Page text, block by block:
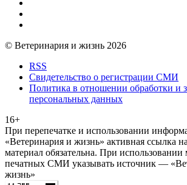
© Ветеринария и жизнь 2026
RSS
Свидетельство о регистрации СМИ
Политика в отношении обработки и
персональных данных
16+
При перепечатке и использовании
«Ветеринария и жизнь» активная ссылка
материал обязательна. При использовании
печатных СМИ указывать источник —
жизнь»